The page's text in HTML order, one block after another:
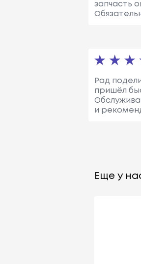
запчасть
Рад
пришёл
и
Еще у